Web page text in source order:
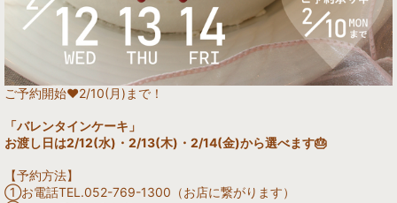
ご予約開始♥️2/10(月)まで！
「バレンタインケーキ」
お渡し日は2/12(水)・2/13(木)・2/14(金)から選べます🎂
【予約方法】
①お電話TEL.052-769-1300（お店に繋がります）